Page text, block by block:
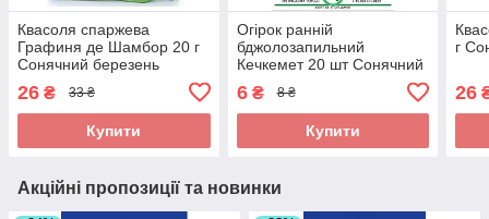
Квасоля спаржева
Графиня де Шамбор 20 г
Сонячний березень
26 ₴ 33 ₴
Купити
Огірок ранній
бджолозапильний
Кечкемет 20 шт Сонячний
6₴ 8 ₴
Купити
г
26
Акційні пропозиції та новинки